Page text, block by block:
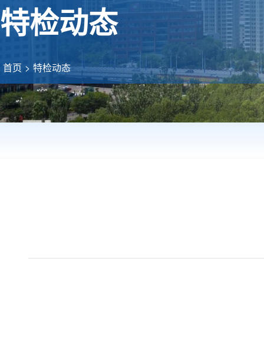
特检动态
首页 > 特检动态